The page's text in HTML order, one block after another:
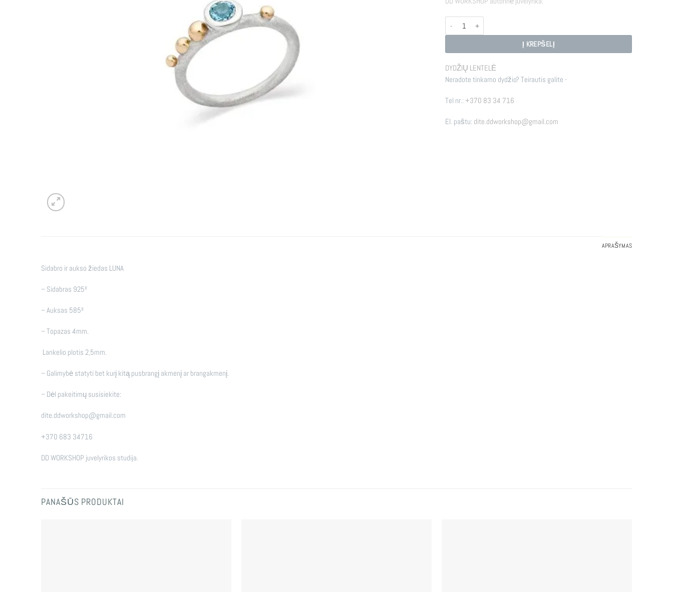
produkto kiekis: LUNA
Į KREPŠELĮ
DYDŽIŲ LENTELĖ
Neradote tinkamo dydžio? Teirautis galite -
Tel nr.: +370 83 34 716
El. paštu: dite.ddworkshop@gmail.com
APRAŠYMAS
Sidabro ir aukso žiedas LUNA
– Sidabras 925º
– Auksas 585º
– Topazas 4mm.
Lankelio plotis 2,5mm.
– Galimybė statyti bet kurį kitą pusbrangį akmenį ar brangakmenį.
– Dėl pakeitimų susisiekite:
dite.ddworkshop@gmail.com
+370 683 34716
DD WORKSHOP juvelyrikos studija.
PANAŠŪS PRODUKTAI